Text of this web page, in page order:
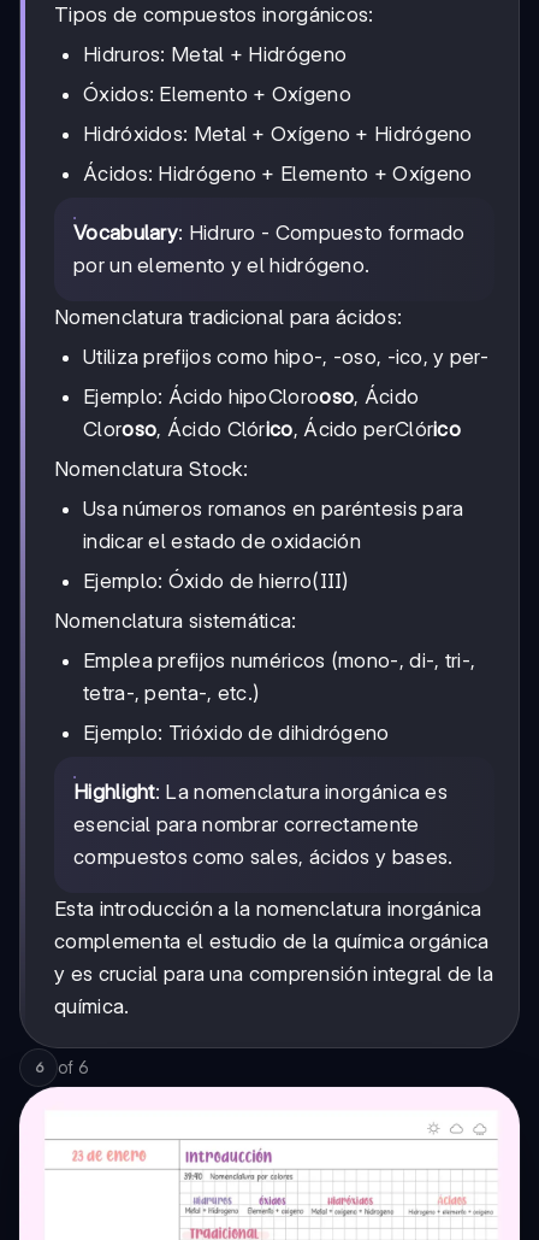
Tipos de compuestos inorgánicos:
Hidruros: Metal + Hidrógeno
Óxidos: Elemento + Oxígeno
Hidróxidos: Metal + Oxígeno + Hidrógeno
Ácidos: Hidrógeno + Elemento + Oxígeno
Vocabulary: Hidruro - Compuesto formado
por un elemento y el hidrógeno.
Nomenclatura tradicional para ácidos:
Utiliza prefijos como hipo-, -oso, -ico, y per-
Ejemplo: Ácido hipoClorooso, Ácido
Cloroso, Ácido Clórico, Ácido perClórico
Nomenclatura Stock:
Usa números romanos en paréntesis para
indicar el estado de oxidación
Ejemplo: Óxido de hierro(III)
Nomenclatura sistemática:
Emplea prefijos numéricos (mono-, di-, tri-,
tetra-, penta-, etc.)
Ejemplo: Trióxido de dihidrógeno
Highlight: La nomenclatura inorgánica es
esencial para nombrar correctamente
compuestos como sales, ácidos y bases.
Esta introducción a la nomenclatura inorgánica
complementa el estudio de la química orgánica
y es crucial para una comprensión integral de la
química.
6 of 6